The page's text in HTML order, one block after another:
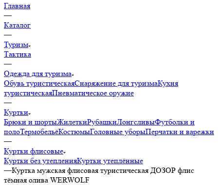
Главная
—
Каталог
—
Туризм
Тактика
—
Одежда для туризма
Обувь туристическаяСнаряжение для туризмаКухня
туристическаяПневматическое оружие
—
Куртки
Брюки и шортыЖилеткиРубашкиЛонгсливыФутболки и
полоТермобельёКостюмыГоловные уборыПерчатки и варежки
—
Куртки флисовые
Куртки без утепленияКуртки утеплённые
—Куртка мужская флисовая туристическая ДОЗОР флис
тёмная олива WERWOLF